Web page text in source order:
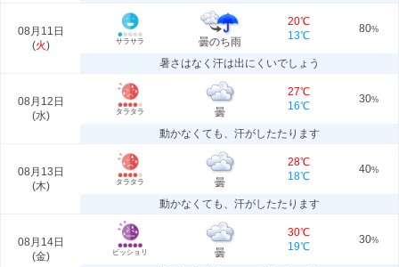
08月11日
(火) サラサラ 曇のち雨
20℃
13℃
80%
暑さはなく汗は出にくいでしょう
08月12日
(水) タラタラ 曇
27℃
16℃
30%
動かなくても、汗がしたたります
08月13日
(木) タラタラ 曇
28℃
18℃
40%
動かなくても、汗がしたたります
08月14日
(金) ビッショリ 曇
30℃
19℃
30%